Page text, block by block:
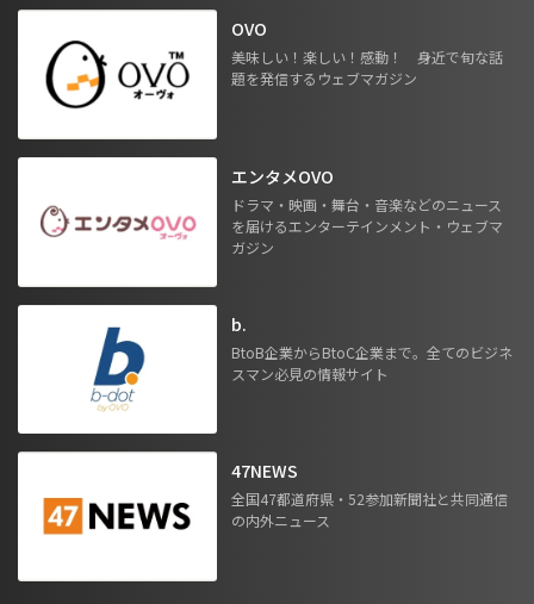
OVO
美味しい！楽しい！感動！ 身近で旬な話
題を発信するウェブマガジン
エンタメOVO
ドラマ・映画・舞台・音楽などのニュース
を届けるエンターテインメント・ウェブマ
ガジン
b.
BtoB企業からBtoC企業まで。全てのビジネ
スマン必見の情報サイト
47NEWS
全国47都道府県・52参加新聞社と共同通信
の内外ニュース